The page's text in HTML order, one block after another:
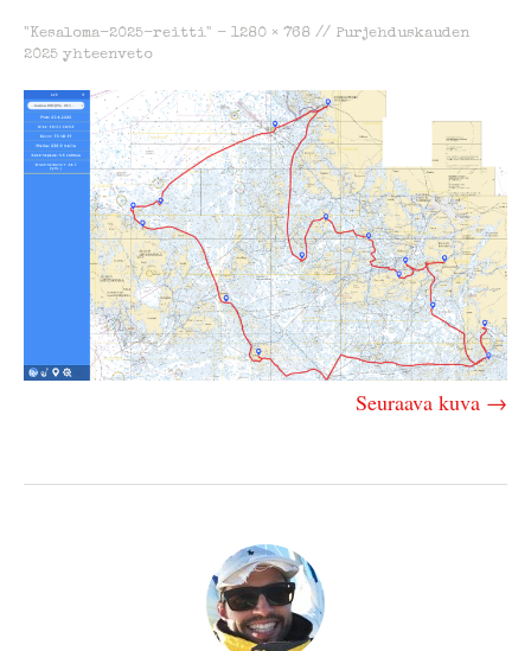
"Kesaloma-2025-reitti" - 1280 × 768 // Purjehduskauden
2025 yhteenveto
Seuraava kuva →